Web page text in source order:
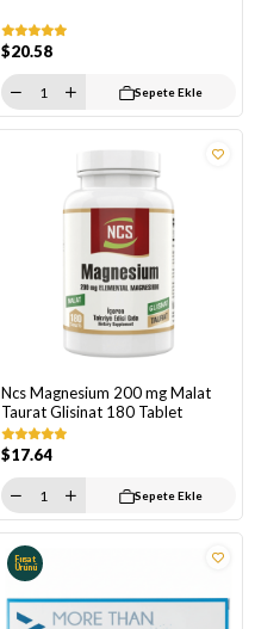
$20.58
Sepete Ekle
Ncs Magnesium 200 mg Malat
Taurat Glisinat 180 Tablet
$17.64
Sepete Ekle
Fırsat
Ürünü